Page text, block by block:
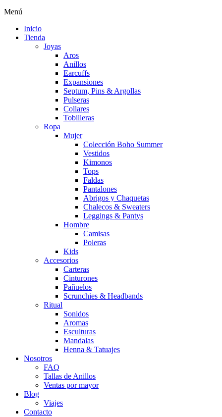
Menú
Inicio
Tienda
Joyas
Aros
Anillos
Earcuffs
Expansiones
Septum, Pins & Argollas
Pulseras
Collares
Tobilleras
Ropa
Mujer
Colección Boho Summer
Vestidos
Kimonos
Tops
Faldas
Pantalones
Abrigos y Chaquetas
Chalecos & Sweaters
Leggings & Pantys
Hombre
Camisas
Poleras
Kids
Accesorios
Carteras
Cinturones
Pañuelos
Scrunchies & Headbands
Ritual
Sonidos
Aromas
Esculturas
Mandalas
Henna & Tatuajes
Nosotros
FAQ
Tallas de Anillos
Ventas por mayor
Blog
Viajes
Contacto